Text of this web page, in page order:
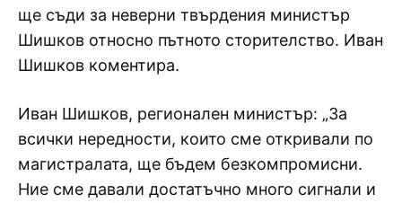
ще съди за неверни твърдения министър
Шишков относно пътното сторителство. Иван
Шишков коментира.
Иван Шишков, регионален министър: „За
всички нередности, които сме откривали по
магистралата, ще бъдем безкомпромисни.
Ние сме давали достатъчно много сигнали и